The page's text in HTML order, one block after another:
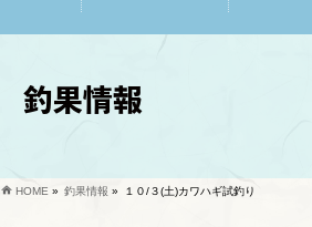
釣果情報
HOME » 釣果情報 » １０/３(土)カワハギ試釣り